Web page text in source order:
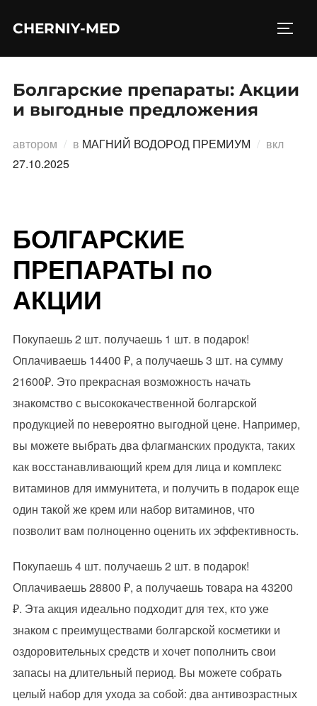
CHERNIY-MED
Болгарские препараты: Акции
и выгодные предложения
автором в МАГНИЙ ВОДОРОД ПРЕМИУМ вкл
27.10.2025
БОЛГАРСКИЕ
ПРЕПАРАТЫ по
АКЦИИ
Покупаешь 2 шт. получаешь 1 шт. в подарок!
Оплачиваешь 14400 ₽, а получаешь 3 шт. на сумму
21600₽. Это прекрасная возможность начать
знакомство с высококачественной болгарской
продукцией по невероятно выгодной цене. Например,
вы можете выбрать два флагманских продукта, таких
как восстанавливающий крем для лица и комплекс
витаминов для иммунитета, и получить в подарок еще
один такой же крем или набор витаминов, что
позволит вам полноценно оценить их эффективность.
Покупаешь 4 шт. получаешь 2 шт. в подарок!
Оплачиваешь 28800 ₽, а получаешь товара на 43200
₽. Эта акция идеально подходит для тех, кто уже
знаком с преимуществами болгарской косметики и
оздоровительных средств и хочет пополнить свои
запасы на длительный период. Вы можете собрать
целый набор для ухода за собой: два антивозрастных